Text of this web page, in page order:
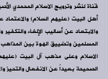
قناة لنشر وترويج الاسلام المحمدي
أهل البيت (عليهم السلام) والاعتماد
والابتعاد عن أساليب الإلغاء
المسلمين وتضييق الهوة بين
الاسلام وعلى مذهب آل البيت (عليهم
الصحيحة بعيداً عن الانفعال والتحيز